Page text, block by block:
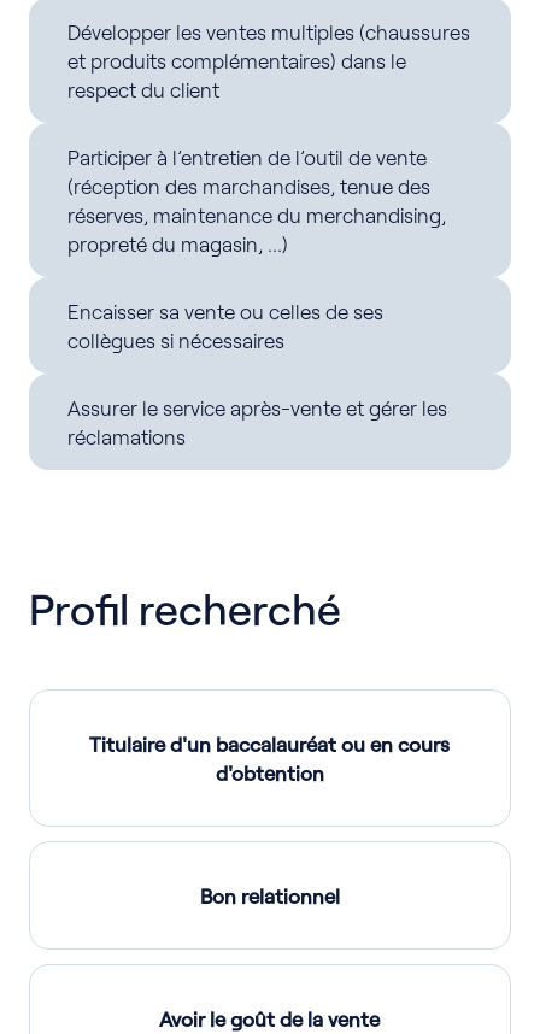
Développer les ventes multiples (chaussures
et produits complémentaires) dans le
respect du client
Participer à l’entretien de l’outil de vente
(réception des marchandises, tenue des
réserves, maintenance du merchandising,
propreté du magasin, …)
Encaisser sa vente ou celles de ses
collègues si nécessaires
Assurer le service après-vente et gérer les
réclamations
Profil recherché
Titulaire d'un baccalauréat ou en cours
d'obtention
Bon relationnel
Avoir le goût de la vente